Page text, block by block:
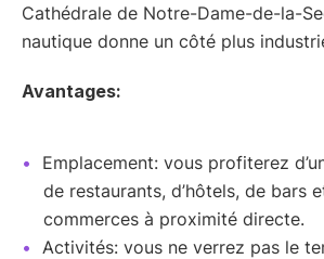
Cathédrale de Notre-Dame-de-la-
nautique donne un côté plus
Avantages:
Emplacement: vous profiterez
de restaurants, d’hôtels, de bars
commerces à proximité directe.
Activités: vous ne verrez pas le